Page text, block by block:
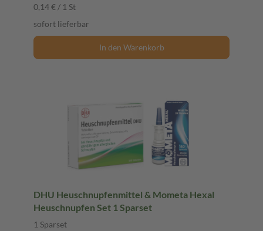
0,14 € / 1 St
sofort lieferbar
In den Warenkorb
DHU Heuschnupfenmittel & Mometa Hexal
Heuschnupfen Set 1 Sparset
1 Sparset